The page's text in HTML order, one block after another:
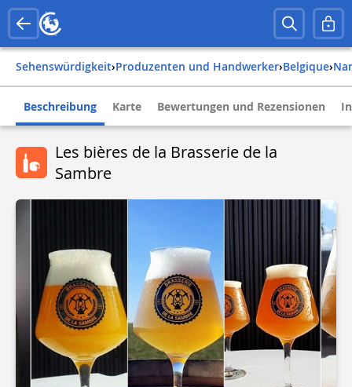
Sehenswürdigkeit› Produzenten und Handwerker› belgique›
Beschreibung Karte Bewertungen und Rezensionen
Les bières de la Brasserie de la
Sambre